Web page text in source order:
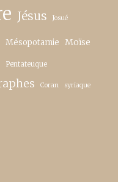
Jésus Josué
Mésopotamie Moïse
Pentateuque
Coran syriaque